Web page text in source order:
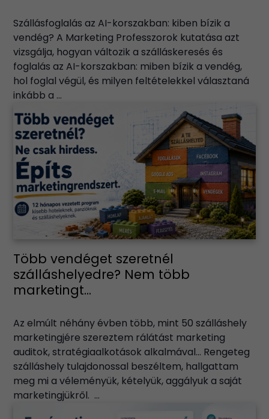
Szállásfoglalás az AI-korszakban: kiben bízik a
vendég? A Marketing Professzorok kutatása azt
vizsgálja, hogyan változik a szálláskeresés és
foglalás az AI-korszakban: miben bízik a vendég,
hol foglal végül, és milyen feltételekkel választaná
inkább a ...
Több vendéget szeretnél
szálláshelyedre? Nem több
marketingt...
Az elmúlt néhány évben több, mint 50 szálláshely
marketingjére szereztem rálátást marketing
auditok, stratégiaalkotások alkalmával… Rengeteg
szálláshely tulajdonossal beszéltem, hallgattam
meg mi a véleményük, kételyük, aggályuk a saját
marketingjükről. ...